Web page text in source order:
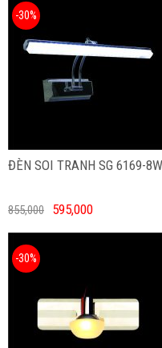
ĐÈN SOI TRANH SG 6169-8W
-30%
855,000 595,000
-30%